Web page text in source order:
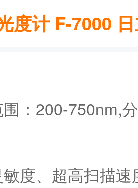
度计 F-7000
：200-750nm,
度、超高扫描